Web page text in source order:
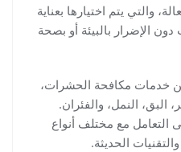
والتي يتم اختيارها بعناية
الإضرار بالبيئة أو بصحة
خدمات مكافحة الحشرات،
النمل، والفئران.
التعامل مع مختلف أنواع
الحديثة.